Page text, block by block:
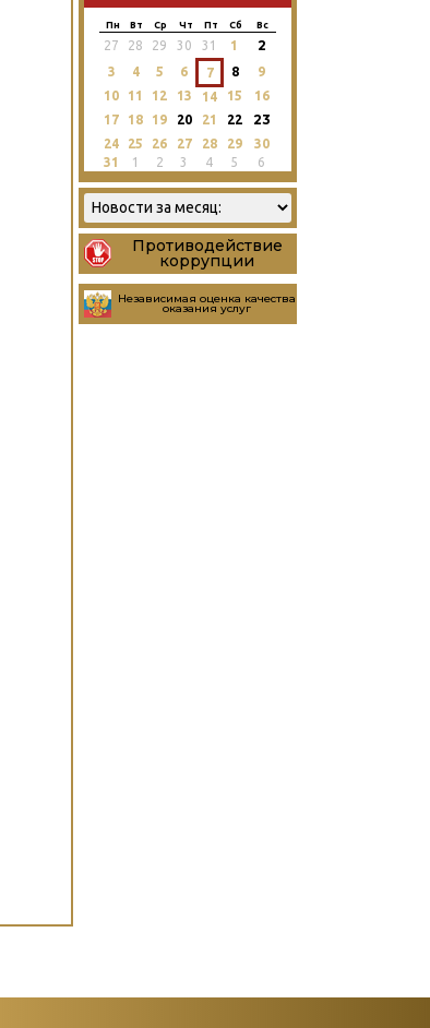
Пн Вт Ср Чт Пт Сб Вс
27 28 29 30 31 1 2
3 4 5 6 7 8
9
10
11 12 13 14 15
16
17
18 19 20 21 22 23
24 25 26 27 28 29
30
31
1 2 3 4 5 6
Противодействие
коррупции
Независимая оценка качества
оказания услуг